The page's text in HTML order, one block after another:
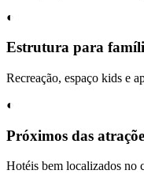
◐
Estrutura para
Recreação, espaço kids e
◐
Próximos das
Hotéis bem localizados no